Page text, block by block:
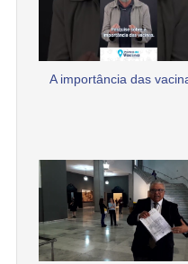
A importância das